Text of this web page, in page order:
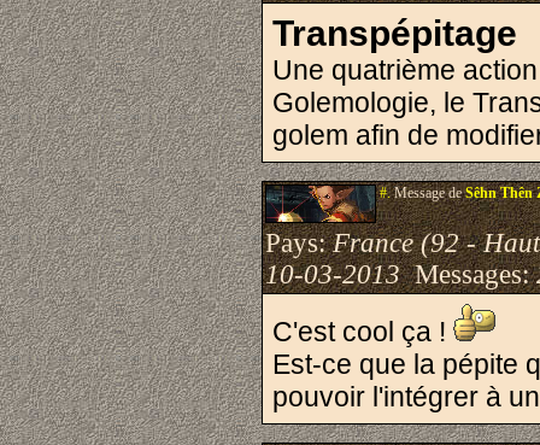
Transpépitage
Une quatrième
Golemologie, le
golem afin de
#.Message deSêhn Thên
Pays:France (92 -
10-03-2013Messages:
C'est cool ça !
Est-ce que la pépite
pouvoir l'intégrer à